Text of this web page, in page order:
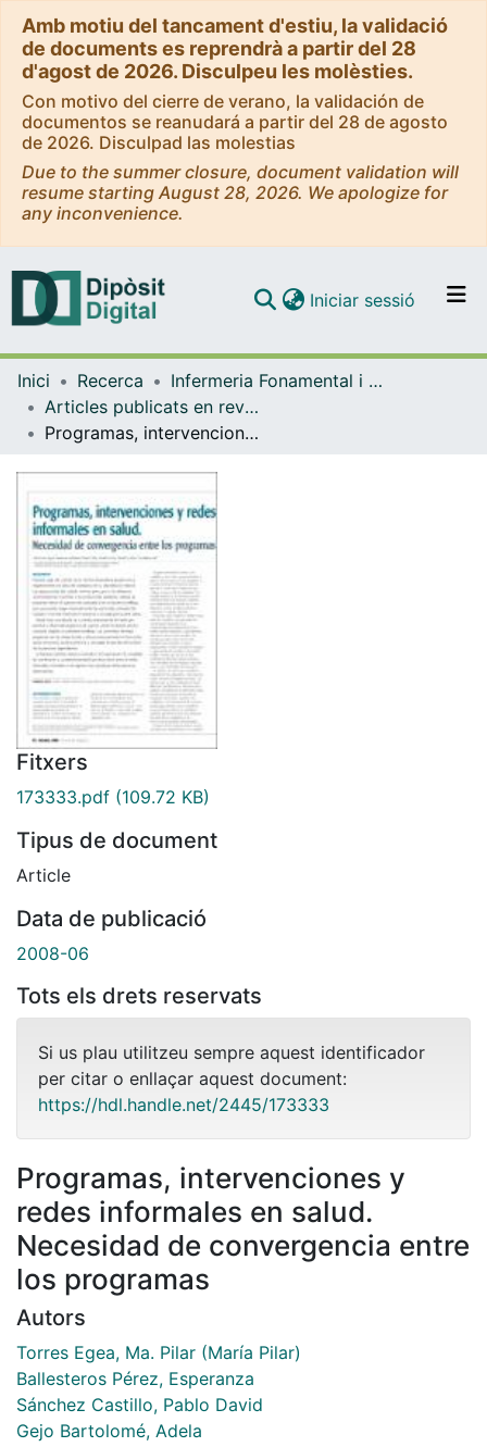
Amb motiu del tancament d'estiu, la validació
de documents es reprendrà a partir del 28
d'agost de 2026. Disculpeu les molèsties.
Con motivo del cierre de verano, la validación de
documentos se reanudará a partir del 28 de agosto
de 2026. Disculpad las molestias
Due to the summer closure, document validation will
resume starting August 28, 2026. We apologize for
any inconvenience.
Navega per tot el DD
Iniciar sessió (current)
Inici Recerca
Infermeria Fonamental i Clínica
Articles publicats en revistes (Infermeria Fonamental i Clínica)
Programas, intervenciones y redes informales en salud. Necesidad de convergencia entre los programas
Fitxers
173333.pdf (109.72 KB)
Tipus de document
Article
Data de publicació
2008-06
Tots els drets reservats
Si us plau utilitzeu sempre aquest identificador
per citar o enllaçar aquest document:
https://hdl.handle.net/2445/173333
Programas, intervenciones y
redes informales en salud.
Necesidad de convergencia entre
los programas
Autors
Torres Egea, Ma. Pilar (María Pilar)
Ballesteros Pérez, Esperanza
Sánchez Castillo, Pablo David
Gejo Bartolomé, Adela